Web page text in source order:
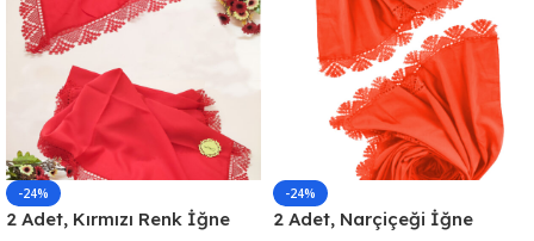
-24%
2 Adet, Kırmızı Renk İğne
-24%
2 Adet, Narçiçeği İğne